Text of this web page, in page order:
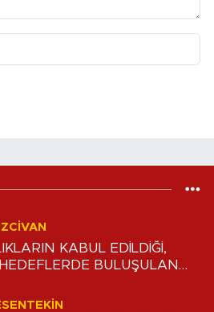
KABUL EDİLDİĞİ,
BULUŞULAN